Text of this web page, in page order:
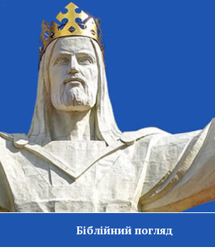
Біблійний погляд